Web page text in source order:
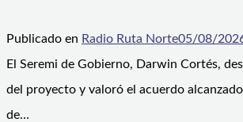
Publicado en Radio Ruta Norte05/08/
El Seremi de Gobierno, Darwin Cortés,
del proyecto y valoró el acuerdo
de…